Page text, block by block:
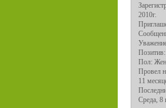
2010г.
Позитив:
Пол:
Провел
11
Среда, 8